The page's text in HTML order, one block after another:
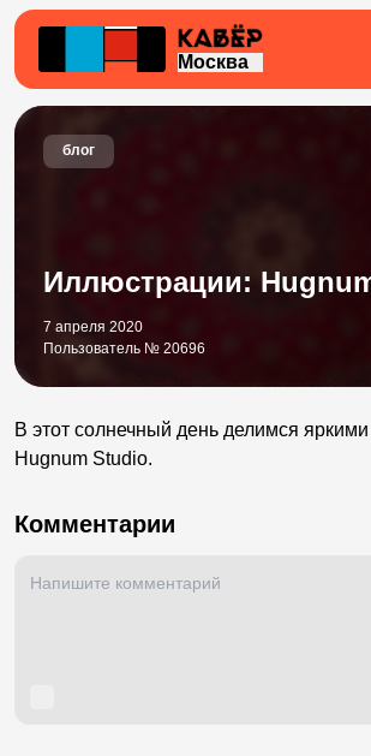
Москва
блог
Иллюстрации:
7 апреля 2020
Пользователь № 20696
В этот солнечный день делимся
Hugnum Studio.
Комментарии